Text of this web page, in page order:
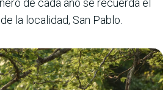
de cada año se recuerda el
la localidad, San Pablo.